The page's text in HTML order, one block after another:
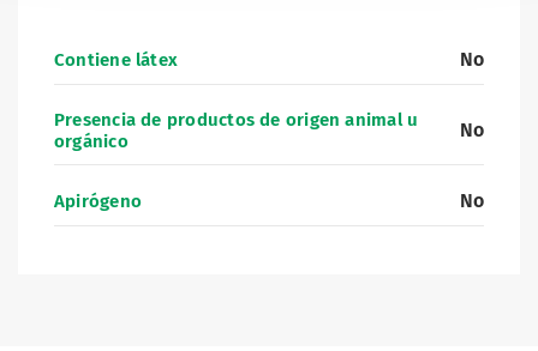
Contiene látex No
Presencia de productos de origen animal u
orgánico
No
Apirógeno No